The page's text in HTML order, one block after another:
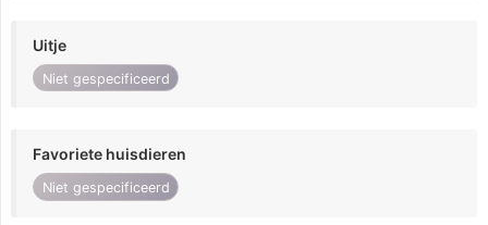
Uitje
Niet gespecificeerd
Favoriete huisdieren
Niet gespecificeerd